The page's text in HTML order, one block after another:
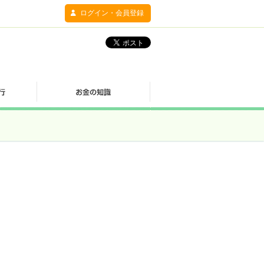
ログイン・会員登録